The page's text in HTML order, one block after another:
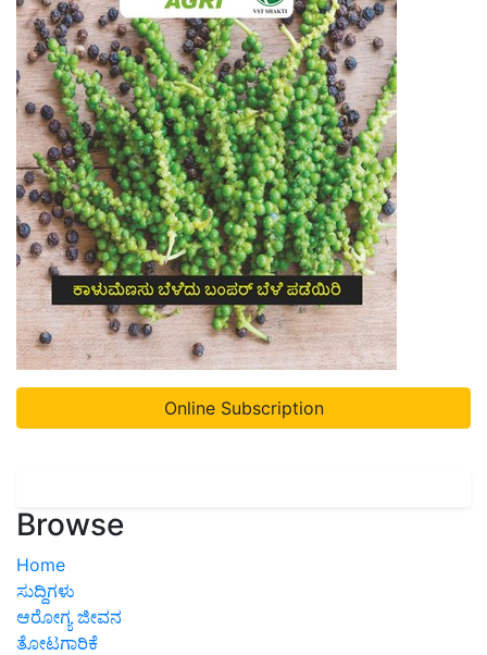
Online Subscription
Browse
Home
ಸುದ್ದಿಗಳು
ಆರೋಗ್ಯ ಜೀವನ
ತೋಟಗಾರಿಕೆ